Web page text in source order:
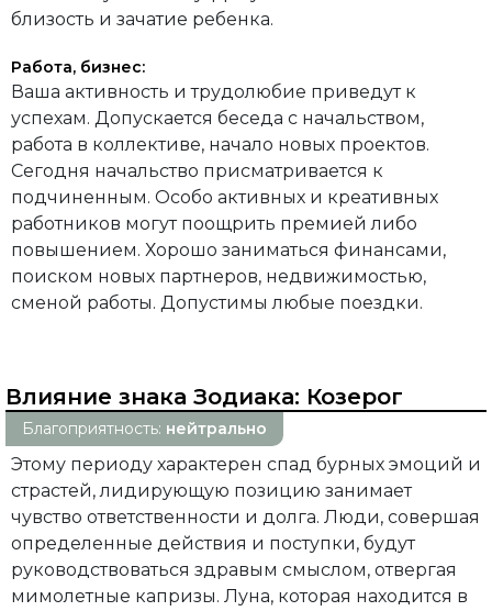
близость и зачатие ребенка.
Работа, бизнес:
Ваша активность и трудолюбие приведут к
успехам. Допускается беседа с начальством,
работа в коллективе, начало новых проектов.
Сегодня начальство присматривается к
подчиненным. Особо активных и креативных
работников могут поощрить премией либо
повышением. Хорошо заниматься финансами,
поиском новых партнеров, недвижимостью,
сменой работы. Допустимы любые поездки.
Влияние знака Зодиака: Козерог
Благоприятность: нейтрально
Этому периоду характерен спад бурных эмоций и
страстей, лидирующую позицию занимает
чувство ответственности и долга. Люди, совершая
определенные действия и поступки, будут
руководствоваться здравым смыслом, отвергая
мимолетные капризы. Луна, которая находится в